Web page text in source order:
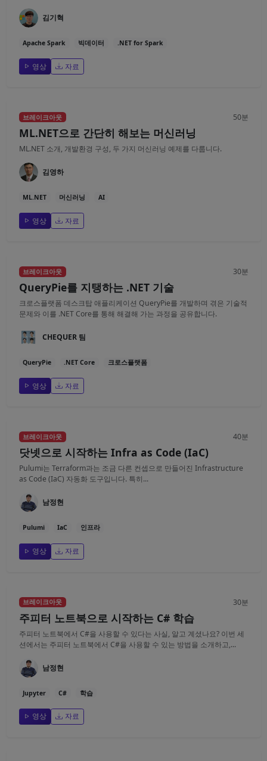
김기혁
Apache Spark 빅데이터 .NET for Spark
영상 자료
브레이크아웃 50분
ML.NET으로 간단히 해보는 머신러닝
ML.NET 소개, 개발환경 구성, 두 가지 머신러닝 예제를 다룹니다.
김영하
ML.NET 머신러닝 AI
영상 자료
브레이크아웃 30분
QueryPie를 지탱하는 .NET 기술
크로스플랫폼 데스크탑 애플리케이션 QueryPie를 개발하며 겪은 기술적
문제와 이를 .NET Core를 통해 해결해 가는 과정을 공유합니다.
CHEQUER 팀
QueryPie .NET Core 크로스플랫폼
영상 자료
브레이크아웃 40분
닷넷으로 시작하는 Infra as Code (IaC)
Pulumi는 Terraform과는 조금 다른 컨셉으로 만들어진 Infrastructure
as Code (IaC) 자동화 도구입니다. 특히...
남정현
Pulumi IaC 인프라
영상 자료
브레이크아웃 30분
주피터 노트북으로 시작하는 C# 학습
주피터 노트북에서 C#을 사용할 수 있다는 사실, 알고 계셨나요? 이번 세
션에서는 주피터 노트북에서 C#을 사용할 수 있는 방법을 소개하고,...
남정현
Jupyter C# 학습
영상 자료